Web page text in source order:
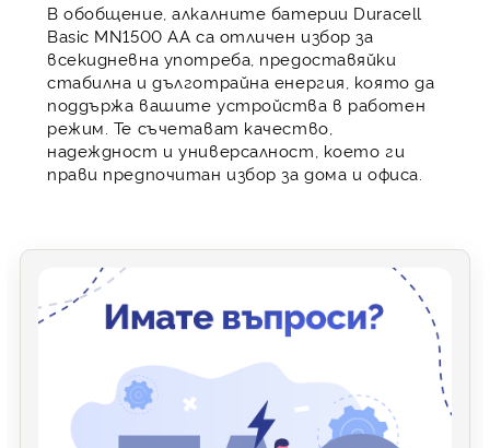
В обобщение, алкалните батерии Duracell
Basic MN1500 AA са отличен избор за
всекидневна употреба, предоставяйки
стабилна и дълготрайна енергия, която да
поддържа вашите устройства в работен
режим. Те съчетават качество,
надеждност и универсалност, което ги
прави предпочитан избор за дома и офиса.